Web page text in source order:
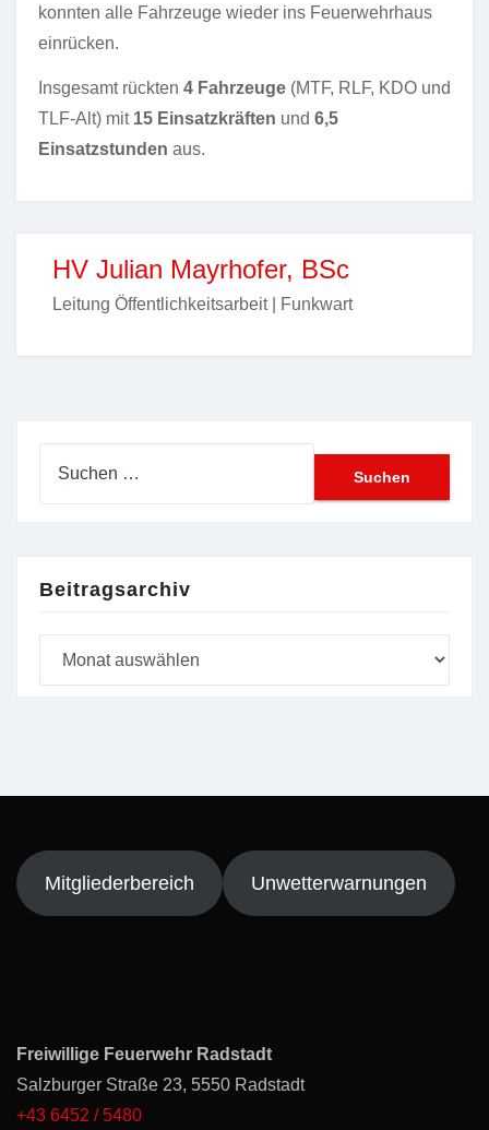
konnten alle Fahrzeuge wieder ins Feuerwehrhaus
einrücken.
Insgesamt rückten 4 Fahrzeuge (MTF, RLF, KDO und
TLF-Alt) mit 15 Einsatzkräften und 6,5
Einsatzstunden aus.
HV Julian Mayrhofer, BSc
Leitung Öffentlichkeitsarbeit | Funkwart
Beitragsarchiv
Mitgliederbereich Unwetterwarnungen
Freiwillige Feuerwehr Radstadt
Salzburger Straße 23, 5550 Radstadt
+43 6452 / 5480